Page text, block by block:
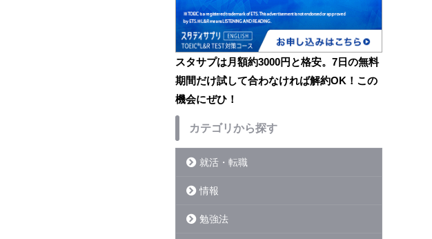
スタサプは月額約3000円と格安。7日の無料
期間だけ試して合わなければ解約OK！この
機会にぜひ！
カテゴリから探す
就活・転職
情報
勉強法